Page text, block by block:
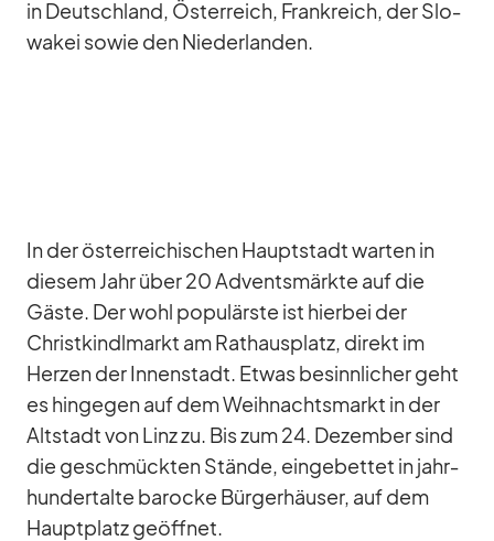
in Deutsch­land, Ös­ter­reich, Frank­reich, der Slo­
wa­kei so­wie den Nie­der­lan­den.
In der ös­ter­rei­chi­schen Haupt­stadt war­ten in
die­sem Jahr über 20 Ad­vents­märkte auf die
Gäste. Der wohl po­pu­lärste ist hier­bei der
Christ­kindl­markt am Rat­haus­platz, di­rekt im
Her­zen der In­nen­stadt. Et­was be­sinn­li­cher geht
es hin­ge­gen auf dem Weih­nachts­markt in der
Alt­stadt von Linz zu. Bis zum 24. De­zem­ber sind
die ge­schmück­ten Stände, ein­ge­bet­tet in jahr­
hun­der­talte ba­ro­cke Bür­ger­häu­ser, auf dem
Haupt­platz ge­öff­net.